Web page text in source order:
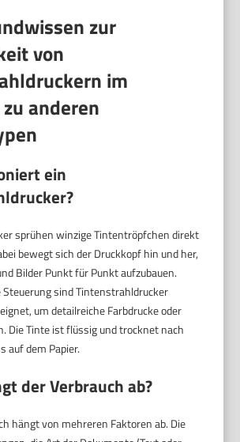
zur
von
im
anderen
ein
sprühen winzige Tintentröpfchen direkt
bewegt sich der Druckkopf hin und her,
Bilder Punkt für Punkt aufzubauen.
Steuerung sind Tintenstrahldrucker
um detailreiche Farbdrucke oder
Die Tinte ist flüssig und trocknet nach
auf dem Papier.
der Verbrauch ab?
hängt von mehreren Faktoren ab. Die